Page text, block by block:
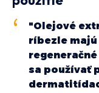
"Olejové
ríbezle
sa používať